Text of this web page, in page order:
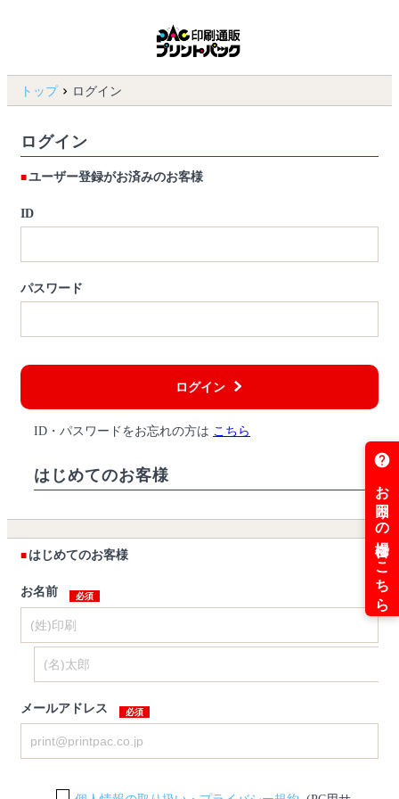
トップ ログイン
ログイン
ユーザー登録がお済みのお客様
ID
パスワード
ログイン
ID・パスワードをお忘れの方は こちら
はじめてのお客様
はじめてのお客様
お名前
メールアドレス